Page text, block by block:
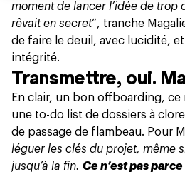
moment de lancer l’idée de trop
rêvait en secret”, tranche
de faire le deuil, avec lucidité,
intégrité.
Transmettre, oui.
En clair, un bon offboarding, ce
une to-do list de dossiers à
de passage de flambeau. Pour
léguer les clés du projet, même
jusqu’à la fin. Ce n’est pas